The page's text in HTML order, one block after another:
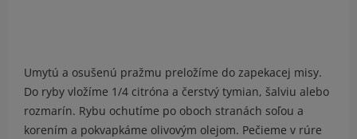
Umytú a osušenú pražmu preložíme do zapekacej misy.
Do ryby vložíme 1/4 citróna a čerstvý tymian, šalviu alebo
rozmarín. Rybu ochutíme po oboch stranách soľou a
korením a pokvapkáme olivovým olejom. Pečieme v rúre